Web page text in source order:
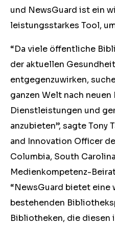
und NewsGuard ist ein
leistungsstarkes Tool,
“Da viele öffentliche
der aktuellen
entgegenzuwirken,
ganzen Welt nach
Dienstleistungen und
anzubieten”, sagte Tony
and Innovation Officer
Columbia, South
Medienkompetenz-
“NewsGuard bietet eine
bestehenden
Bibliotheken, die diesen